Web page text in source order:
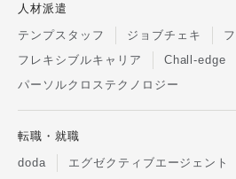
人材派遣
テンプスタッフ
ジョブチェキ
フレキシブルキャリア
Chall-edge
パーソルクロステクノロジー
転職・就職
doda
エグゼクティブエージェント